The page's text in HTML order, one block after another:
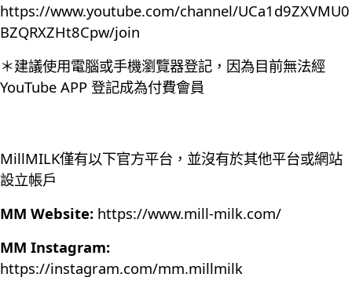
https://www.youtube.com/channel/UCa1d9ZXVMU0
BZQRXZHt8Cpw/join
＊建議使用電腦或手機瀏覽器登記，因為目前無法經
YouTube APP 登記成為付費會員
MillMILK僅有以下官方平台，並沒有於其他平台或網站
設立帳戶
MM Website: https://www.mill-milk.com/
MM Instagram:
https://instagram.com/mm.millmilk